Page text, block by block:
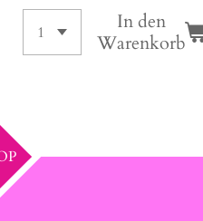
In den
Warenkorb